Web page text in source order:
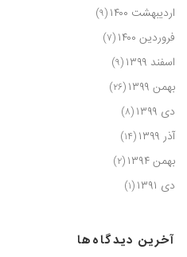
اردیبهشت ۱۴۰۰ (۹)
فروردین ۱۴۰۰ (۷)
اسفند ۱۳۹۹ (۹)
بهمن ۱۳۹۹ (۲۶)
دی ۱۳۹۹ (۸)
آذر ۱۳۹۹ (۱۴)
بهمن ۱۳۹۴ (۲)
دی ۱۳۹۱ (۱)
آخرین دیدگاه‌ها